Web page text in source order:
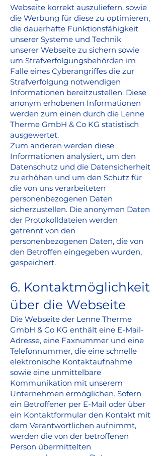
Webseite korrekt auszuliefern, sowie
die Werbung für diese zu optimieren,
die dauerhafte Funktionsfähigkeit
unserer Systeme und Technik
unserer Webseite zu sichern sowie
um Strafverfolgungsbehörden im
Falle eines Cyberangriffes die zur
Strafverfolgung notwendigen
Informationen bereitzustellen. Diese
anonym erhobenen Informationen
werden zum einen durch die Lenne
Therme GmbH & Co KG statistisch
ausgewertet.
Zum anderen werden diese
Informationen analysiert, um den
Datenschutz und die Datensicherheit
zu erhöhen und um den Schutz für
die von uns verarbeiteten
personenbezogenen Daten
sicherzustellen. Die anonymen Daten
der Protokolldateien werden
getrennt von den
personenbezogenen Daten, die von
den Betroffen eingegeben wurden,
gespeichert.
6. Kontaktmöglichkeit
über die Webseite
Die Webseite der Lenne Therme
GmbH & Co KG enthält eine E-Mail-
Adresse, eine Faxnummer und eine
Telefonnummer, die eine schnelle
elektronische Kontaktaufnahme
sowie eine unmittelbare
Kommunikation mit unserem
Unternehmen ermöglichen. Sofern
ein Betroffener per E-Mail oder über
ein Kontaktformular den Kontakt mit
dem Verantwortlichen aufnimmt,
werden die von der betroffenen
Person übermittelten